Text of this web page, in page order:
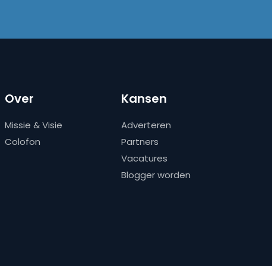
Over
Missie & Visie
Colofon
Kansen
Adverteren
Partners
Vacatures
Blogger worden